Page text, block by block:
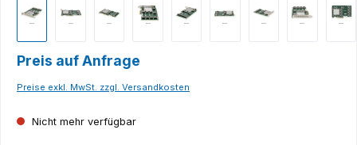
Preis auf Anfrage
Preise exkl. MwSt. zzgl. Versandkosten
Nicht mehr verfügbar